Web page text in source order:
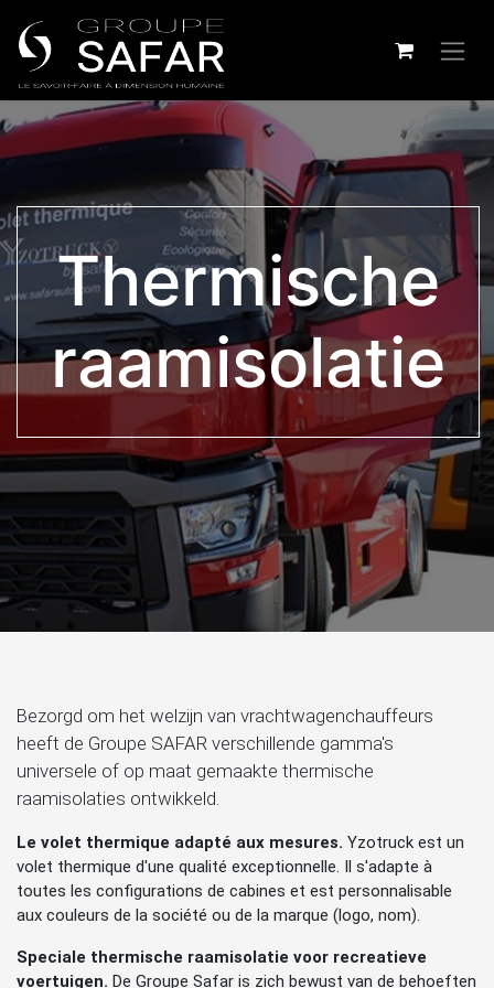
Thermische
raamisolatie
Bezorgd om het welzijn van vrachtwagenchauffeurs
heeft de Groupe SAFAR verschillende gamma's
universele of op maat gemaakte thermische
raamisolaties ontwikkeld.
Le volet thermique adapté aux mesures. Yzotruck est un
volet thermique d'une qualité exceptionnelle. Il s'adapte à
toutes les configurations de cabines et est personnalisable
aux couleurs de la société ou de la marque (logo, nom).
Speciale thermische raamisolatie voor recreatieve
voertuigen. De Groupe Safar is zich bewust van de behoeften